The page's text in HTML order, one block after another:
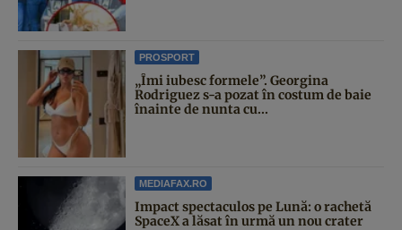
PROSPORT
„Îmi iubesc formele”. Georgina
Rodriguez s-a pozat în costum de baie
înainte de nunta cu...
MEDIAFAX.RO
Impact spectaculos pe Lună: o rachetă
SpaceX a lăsat în urmă un nou crater